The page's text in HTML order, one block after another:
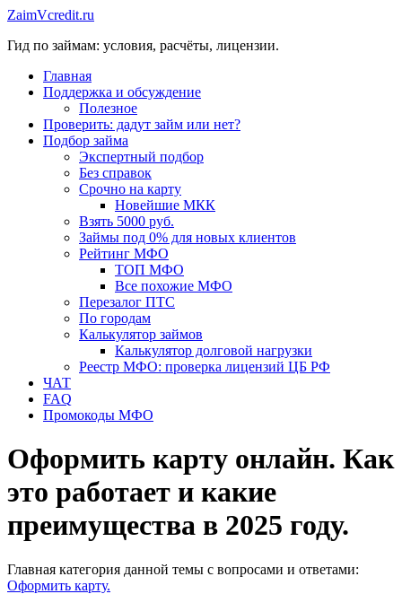
Перейти
содержимому
ZaimVcredit.ru
Гид по займам: условия, расчёты, лицензии.
Главная
Поддержка и обсуждение
Полезное
Проверить: дадут займ или нет?
Подбор займа
Экспертный подбор
Без справок
Срочно на карту
Новейшие МКК
Взять 5000 руб.
Займы под 0% для новых клиентов
Рейтинг МФО
ТОП МФО
Все похожие МФО
Перезалог ПТС
По городам
Калькулятор займов
Калькулятор долговой нагрузки
Реестр МФО: проверка лицензий ЦБ РФ
ЧАТ
FAQ
Промокоды МФО
Оформить карту онлайн. Как
это работает и какие
преимущества в 2025 году.
Главная категория данной темы с вопросами и ответами:
Оформить карту.